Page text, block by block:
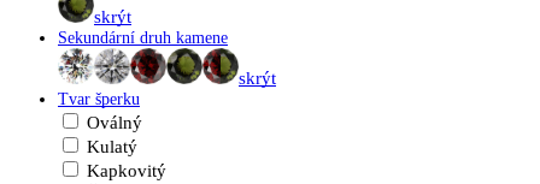
skrýt
Sekundární druh kamene
skrýt
Tvar šperku
Oválný
Kulatý
Kapkovitý